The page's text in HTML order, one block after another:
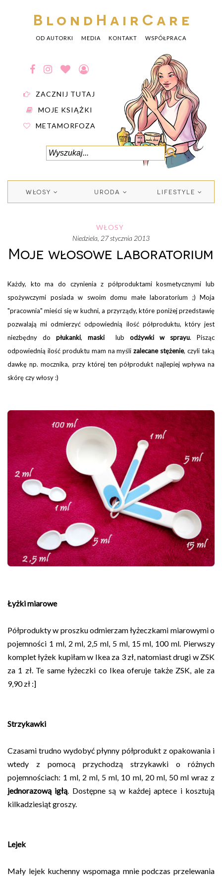
BlondHairCare
OD AUTORKI MEDIA KONTAKT WSPÓŁPRACA
ZACZNIJ TUTAJ
MOJE KSIĄŻKI
METAMORFOZA
WŁOSY URODA LIFESTYLE
WŁOSY
niedziela, 27 stycznia 2013
Moje włosowe laboratorium
Każdy, kto ma do czynienia z półproduktami kosmetycznymi lub
spożywczymi posiada w swoim domu małe laboratorium ;) Moja
"pracownia" mieści się w kuchni, a przyrządy, które poniżej przedstawię
pozwalają mi odmierzyć odpowiednią ilość półproduktu, który jest
niezbędny do płukanki, maski lub odżywki w sprayu. Pisząc
odpowiednią ilość produktu mam na myślizalecane stężenie, czyli taką
dawkę np. mocznika, przy której ten półprodukt najlepiej wpływa na
skórę czy włosy :)
Łyżki miarowe
Półprodukty w proszku odmierzam łyżeczkami miarowymi o
pojemności 1 ml, 2 ml, 2,5 ml, 5 ml, 15 ml, 100 ml. Pierwszy
komplet łyżek kupiłam w Ikea za 3 zł, natomiast drugi w ZSK
za 1 zł. Te same łyżeczki co Ikea oferuje także ZSK, ale za
9,90 zł :]
Strzykawki
Czasami trudno wydobyć płynny półprodukt z opakowania i
wtedy z pomocą przychodzą strzykawki o różnych
pojemnościach: 1 ml, 2 ml, 5 ml, 10 ml, 20 ml, 50 ml wraz z
jednorazową igłą . Dostępne są w każdej aptece i kosztują
kilkadziesiąt groszy.
Lejek
Mały lejek kuchenny wspomaga mnie podczas przelewania